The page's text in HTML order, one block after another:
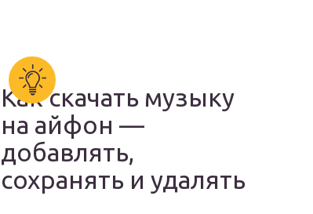
Как скачать музыку
на айфон —
добавлять,
сохранять и удалять